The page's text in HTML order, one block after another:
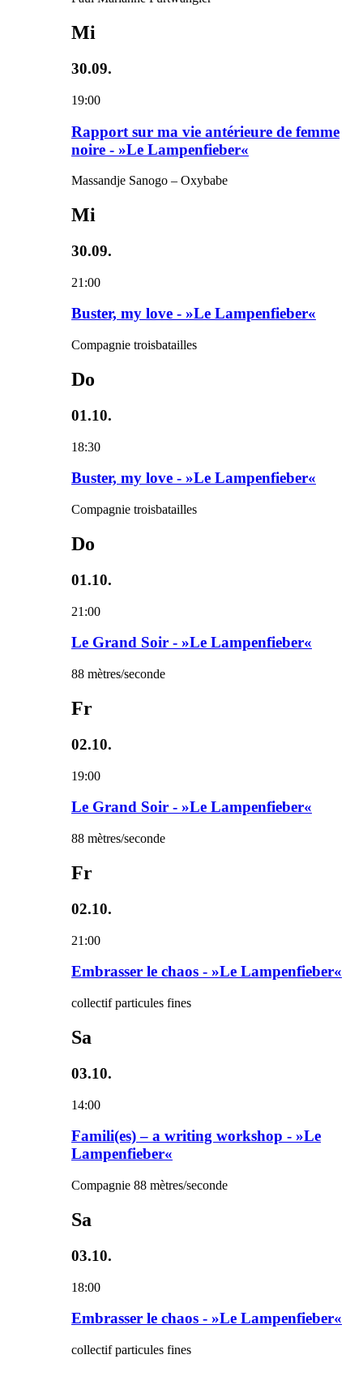
Mi
30.09.
19:00
Rapport sur ma vie antérieure de femme
noire - »Le Lampenfieber«
Massandje Sanogo – Oxybabe
Mi
30.09.
21:00
Buster, my love - »Le Lampenfieber«
Compagnie troisbatailles
Do
01.10.
18:30
Buster, my love - »Le Lampenfieber«
Compagnie troisbatailles
Do
01.10.
21:00
Le Grand Soir - »Le Lampenfieber«
88 mètres/seconde
Fr
02.10.
19:00
Le Grand Soir - »Le Lampenfieber«
88 mètres/seconde
Fr
02.10.
21:00
Embrasser le chaos - »Le Lampenfieber«
collectif particules fines
Sa
03.10.
14:00
Famili(es) – a writing workshop - »Le
Lampenfieber«
Compagnie 88 mètres/seconde
Sa
03.10.
18:00
Embrasser le chaos - »Le Lampenfieber«
collectif particules fines